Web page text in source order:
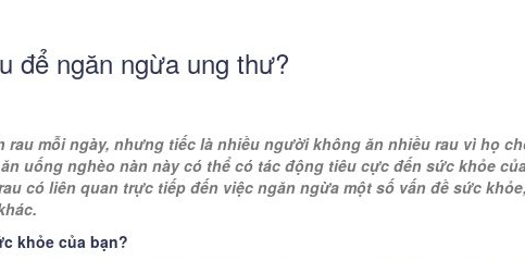
họng
ung thư khácUng thư miệng
Ung thư máu
để ngăn ngừa ung thư?
rau mỗi ngày, nhưng tiếc là nhiều người không ăn nhiều rau vì họ
uống nghèo nàn này có thể có tác động tiêu cực đến sức khỏe
có liên quan trực tiếp đến việc ngăn ngừa một số vấn đề sức
khỏe của bạn?